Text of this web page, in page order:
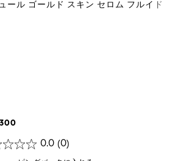
ール ゴールド スキン セロム フルイド
0.0 (0)